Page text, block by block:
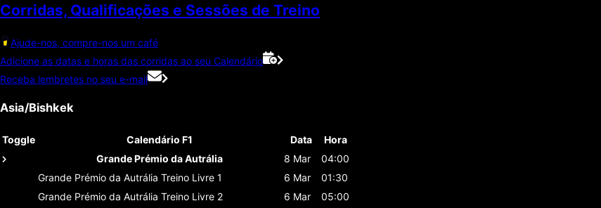
Corridas, Qualificações e Sessões de Treino
Ajude-nos, compre-nos um café
Adicione as datas e horas das corridas ao seu Calendário
Receba lembretes no seu e-mail
Asia/Bishkek
Toggle Calendário F1 Data
Hora
Grande Prémio da Autrália
8 Mar
04:00
Grande Prémio da Autrália Treino Livre 1 6 Mar
01:30
Grande Prémio da Autrália Treino Livre 2 6 Mar
05:00